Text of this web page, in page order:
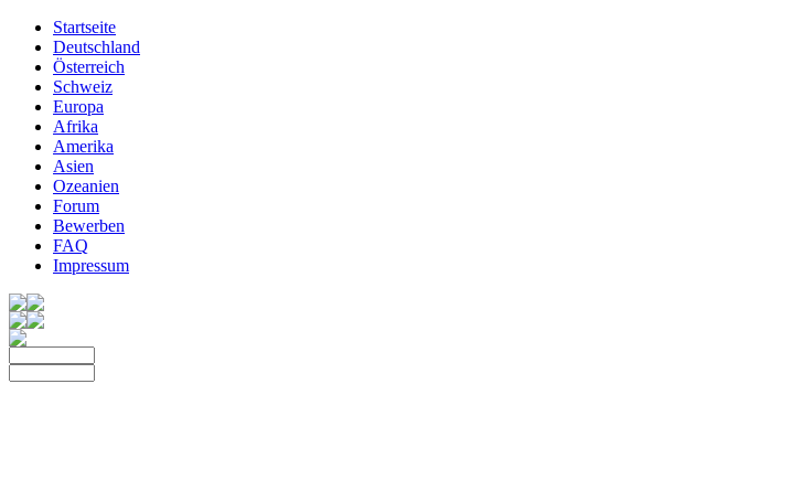
Startseite
Deutschland
Österreich
Schweiz
Europa
Afrika
Amerika
Asien
Ozeanien
Forum
Bewerben
FAQ
Impressum